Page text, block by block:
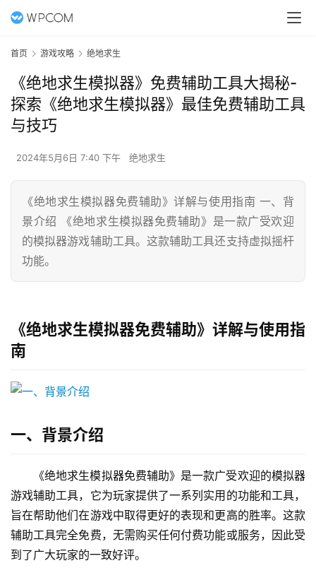
首页 游戏攻略 绝地求生
《绝地求生模拟器》免费辅助工具大揭秘-
探索《绝地求生模拟器》最佳免费辅助工具
与技巧
2024年5月6日 7:40 下午 绝地求生
《绝地求生模拟器免费辅助》详解与使用指南 一、背
景介绍 《绝地求生模拟器免费辅助》是一款广受欢迎
的模拟器游戏辅助工具。这款辅助工具还支持虚拟摇杆
功能。
《绝地求生模拟器免费辅助》详解与使用指
南
一、背景介绍
《绝地求生模拟器免费辅助》是一款广受欢迎的模拟器
游戏辅助工具，它为玩家提供了一系列实用的功能和工具，
旨在帮助他们在游戏中取得更好的表现和更高的胜率。这款
辅助工具完全免费，无需购买任何付费功能或服务，因此受
到了广大玩家的一致好评。